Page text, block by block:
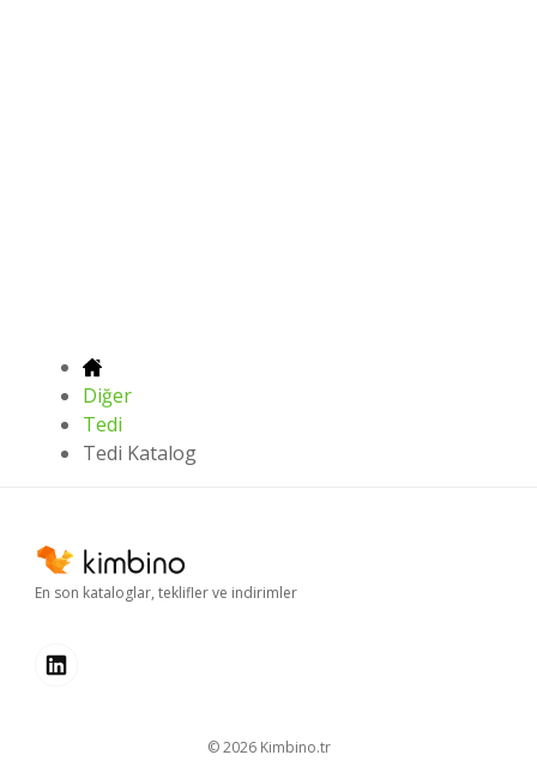
Diğer
Tedi
Tedi Katalog
En son kataloglar, teklifler ve indirimler
© 2026 kimbino.tr